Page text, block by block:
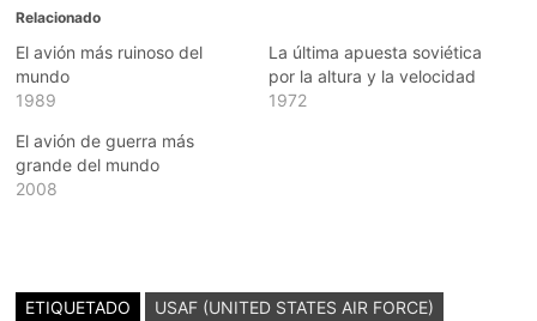
Relacionado
El avión más ruinoso del
mundo
1989
La última apuesta soviética
por la altura y la velocidad
1972
El avión de guerra más
grande del mundo
2008
ETIQUETADO USAF (UNITED STATES AIR FORCE)